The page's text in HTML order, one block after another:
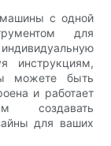
с одной
для
инструкциям,
можете быть
и работает
создавать
для ваших